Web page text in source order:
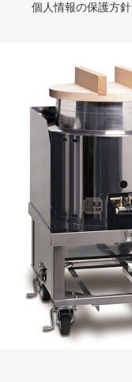
個人情報の保護方針